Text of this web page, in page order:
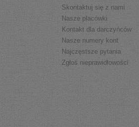
Skontaktuj się z nami
Nasze placówki
Kontakt dla darczyńców
Nasze numery kont
Najczęstsze pytania
Zgłoś nieprawidłowości